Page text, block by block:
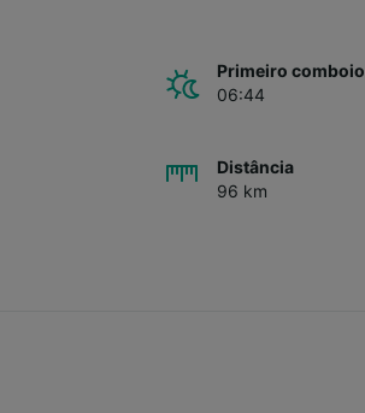
Primeiro comboio
06:44
Distância
96 km